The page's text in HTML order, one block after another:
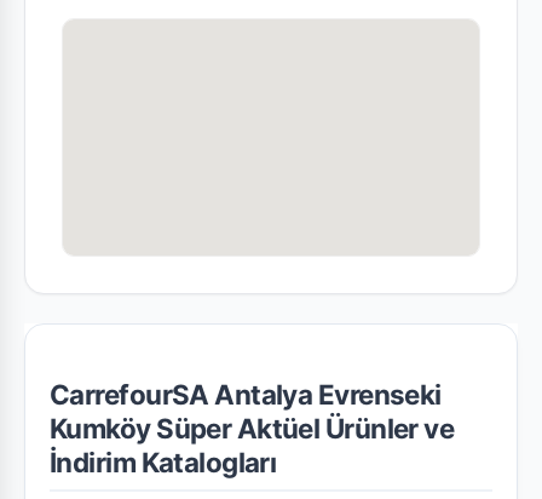
CarrefourSA Antalya Evrenseki
Kumköy Süper Aktüel Ürünler ve
İndirim Katalogları